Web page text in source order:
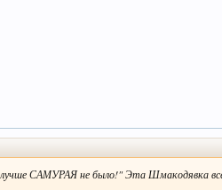
САМУРАЯ не было!" Эта Шмакодявка